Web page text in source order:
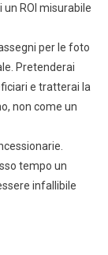
ROI misurabile
per le foto
Pretenderai
e tratterai la
non come un
tempo un
infallibile